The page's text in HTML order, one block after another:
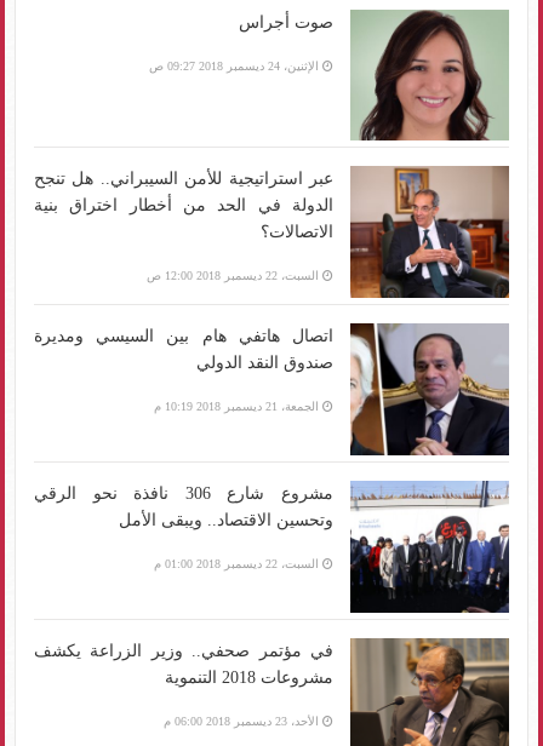
صوت أجراس
الإثنين، 24 ديسمبر 2018 09:27 ص
عبر استراتيجية للأمن السيبراني.. هل تنجح
الدولة في الحد من أخطار اختراق بنية
الاتصالات؟
السبت، 22 ديسمبر 2018 12:00 ص
اتصال هاتفي هام بين السيسي ومديرة
صندوق النقد الدولي
الجمعة، 21 ديسمبر 2018 10:19 م
مشروع شارع 306 نافذة نحو الرقي
وتحسين الاقتصاد.. ويبقى الأمل
السبت، 22 ديسمبر 2018 01:00 م
في مؤتمر صحفي.. وزير الزراعة يكشف
مشروعات 2018 التنموية
الأحد، 23 ديسمبر 2018 06:00 م